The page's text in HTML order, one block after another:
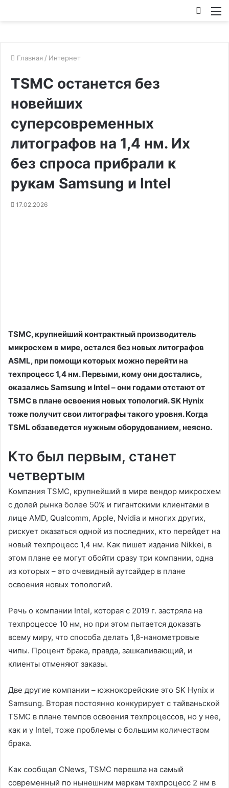
Главная / Интернет
TSMC останется без
новейших
суперсовременных
литографов на 1,4 нм. Их
без спроса прибрали к
рукам Samsung и Intel
17.02.2026
TSMC, крупнейший контрактный производитель
микросхем в мире, остался без новых литографов
ASML, при помощи которых можно перейти на
техпроцесс 1,4 нм. Первыми, кому они достались,
оказались Samsung и Intel – они годами отстают от
TSMC в плане освоения новых топологий. SK Hynix
тоже получит свои литографы такого уровня. Когда
TSML обзаведется нужным оборудованием, неясно.
Кто был первым, станет
четвертым
Компания TSMC, крупнейший в мире вендор микросхем
с долей рынка более 50% и гигантскими клиентами в
лице AMD, Qualcomm, Apple, Nvidia и многих других,
рискует оказаться одной из последних, кто перейдет на
новый техпроцесс 1,4 нм. Как пишет издание Nikkei, в
этом плане ее могут обойти сразу три компании, одна
из которых – это очевидный аутсайдер в плане
освоения новых топологий.
Речь о компании Intel, которая с 2019 г. застряла на
техпроцессе 10 нм, но при этом пытается доказать
всему миру, что способа делать 1,8-нанометровые
чипы. Процент брака, правда, зашкаливающий, и
клиенты отменяют заказы.
Две другие компании – южнокорейские это SK Hynix и
Samsung. Вторая постоянно конкурирует с тайваньской
TSMC в плане темпов освоения техпроцессов, но у нее,
как и у Intel, тоже проблемы с большим количеством
брака.
Как сообщал CNews, TSMC перешла на самый
современный по нынешним меркам техпроцесс 2 нм в